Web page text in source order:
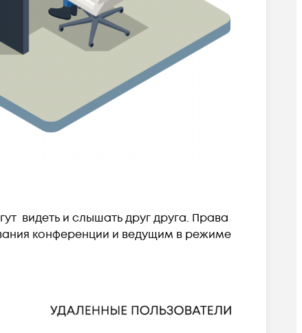
видеть и слышать друг друга. Права
конференции и ведущим в режиме